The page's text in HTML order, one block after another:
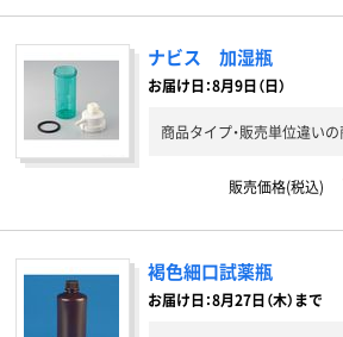
ナビス 加湿瓶
お届け日：8月9日（日）
商品タイプ・販売単位違い
販売価格(税込)
褐色細口試薬瓶
お届け日：8月27日（木）まで